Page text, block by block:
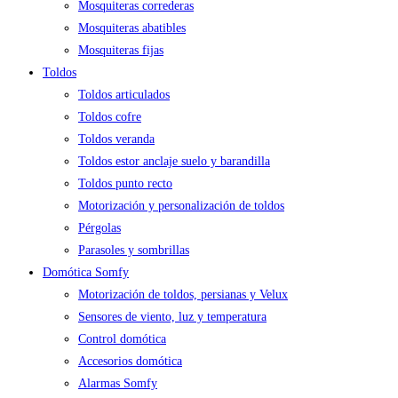
Mosquiteras correderas
Mosquiteras abatibles
Mosquiteras fijas
Toldos
Toldos articulados
Toldos cofre
Toldos veranda
Toldos estor anclaje suelo y barandilla
Toldos punto recto
Motorización y personalización de toldos
Pérgolas
Parasoles y sombrillas
Domótica Somfy
Motorización de toldos, persianas y Velux
Sensores de viento, luz y temperatura
Control domótica
Accesorios domótica
Alarmas Somfy